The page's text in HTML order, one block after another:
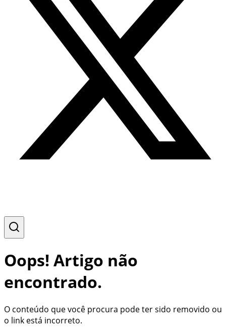
Oops! Artigo não
encontrado.
O conteúdo que você procura pode ter sido removido ou
o link está incorreto.